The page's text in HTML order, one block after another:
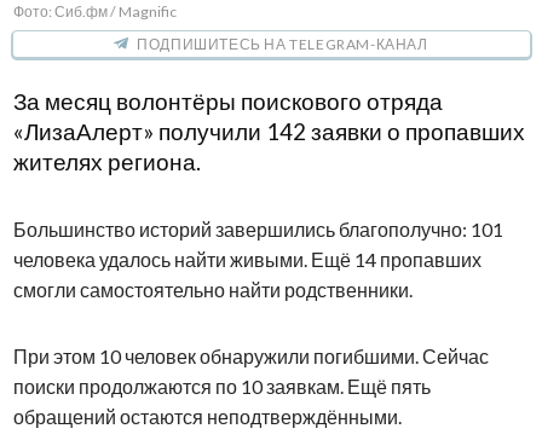
Фото: Сиб.фм / Magnific
ПОДПИШИТЕСЬ НА TELEGRAM-КАНАЛ
За месяц волонтёры поискового отряда
«ЛизаАлерт» получили 142 заявки о пропавших
жителях региона.
Большинство историй завершились благополучно: 101
человека удалось найти живыми. Ещё 14 пропавших
смогли самостоятельно найти родственники.
При этом 10 человек обнаружили погибшими. Сейчас
поиски продолжаются по 10 заявкам. Ещё пять
обращений остаются неподтверждёнными.